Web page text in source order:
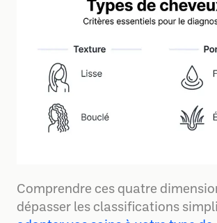
Comprendre ces quatre
dépasser les classifications